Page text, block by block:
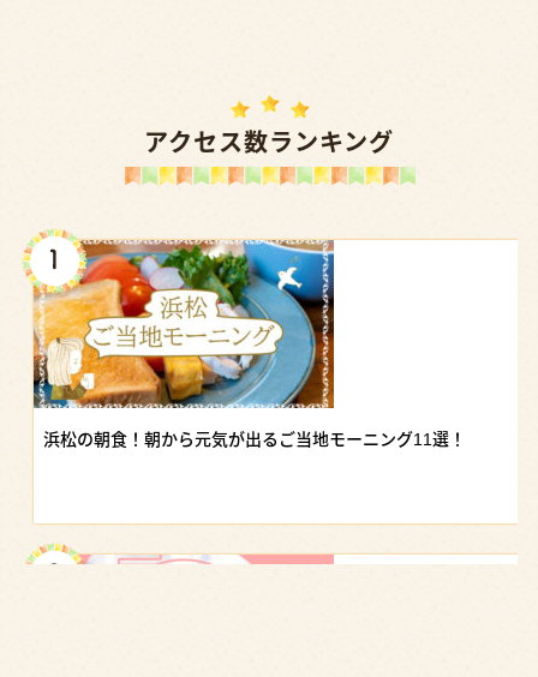
アクセス数ランキング
浜松の朝食！朝から元気が出るご当地モーニング11選！